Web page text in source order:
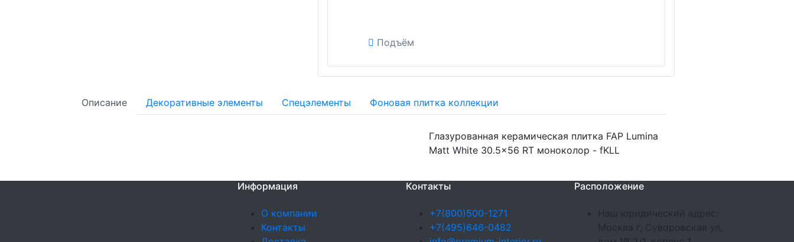
Подъём
Описание Декоративные элементы Спецэлементы Фоновая плитка коллекции
Глазурованная керамическая плитка FAP Lumina
Matt White 30.5x56 RT моноколор - fKLL
Информация
О компании
Контакты
Контакты
+7(800)500-1271
+7(495)646-0482
Расположение
Наш юридический адрес:
Москва г, Суворовская ул,